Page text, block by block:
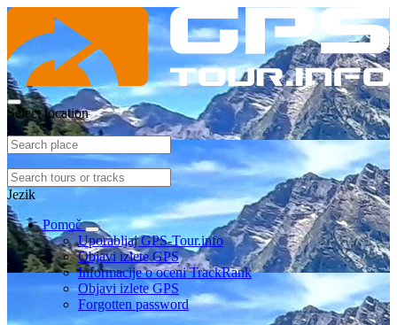
Select location
Jezik
Pomoč
Uporabljaj GPS-Tour.info
Objavi izlete GPS
Informacije o oceni TrackRank
Objavi izlete GPS
Forgotten password